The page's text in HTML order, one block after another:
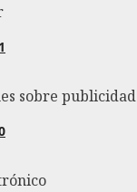
sobre publicidad